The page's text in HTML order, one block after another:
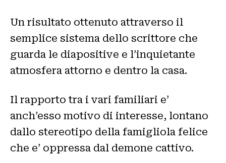
Un risultato ottenuto attraverso il
semplice sistema dello scrittore che
guarda le diapositive e l’inquietante
atmosfera attorno e dentro la casa.
Il rapporto tra i vari familiari e’
anch’esso motivo di interesse, lontano
dallo stereotipo della famigliola felice
che e’ oppressa dal demone cattivo.